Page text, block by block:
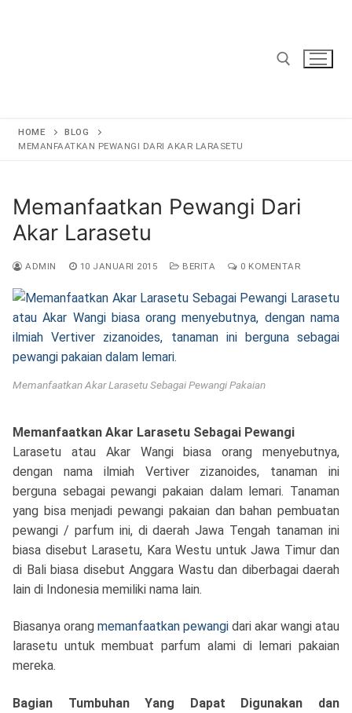
HOME
BLOG
MEMANFAATKAN PEWANGI DARI AKAR LARASETU
Memanfaatkan Pewangi Dari
Akar Larasetu
ADMIN 10 JANUARI 2015 BERITA 0 KOMENTAR
Memanfaatkan Akar Larasetu Sebagai Pewangi Pakaian
Memanfaatkan Akar Larasetu Sebagai Pewangi
Larasetu atau Akar Wangi biasa orang menyebutnya,
dengan nama ilmiah Vertiver zizanoides, tanaman ini
berguna sebagai pewangi pakaian dalam lemari. Tanaman
yang bisa menjadi pewangi pakaian dan bahan pembuatan
pewangi / parfum ini, di daerah Jawa Tengah tanaman ini
biasa disebut Larasetu, Kara Westu untuk Jawa Timur dan
di Bali biasa disebut Anggara Wastu dan diberbagai daerah
lain di Indonesia memiliki nama lain.
Biasanya orang memanfaatkan pewangi dari akar wangi atau
larasetu untuk membuat parfum alami di lemari pakaian
mereka.
Bagian Tumbuhan Yang Dapat Digunakan dan